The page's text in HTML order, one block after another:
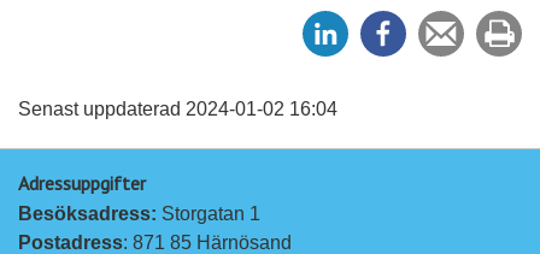
e
e
Tipsa
en
ut
Senast uppdaterad 2024-01-02 16:04
Adressuppgifter
Besöksadress: Storgatan 1
Postadress: 871 85 Härnösand